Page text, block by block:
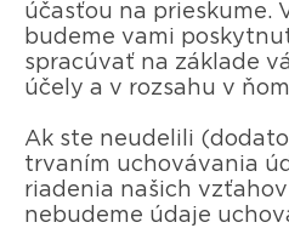
účasťou na prieskume.
budeme vami
spracúvať na základe
účely a v rozsahu v
Ak ste neudelili
trvaním uchovávania
riadenia našich
nebudeme údaje